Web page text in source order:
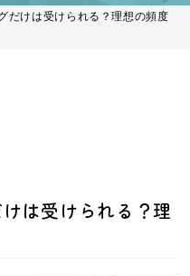
だけは受けられる？理想の頻度
は受けられる？理